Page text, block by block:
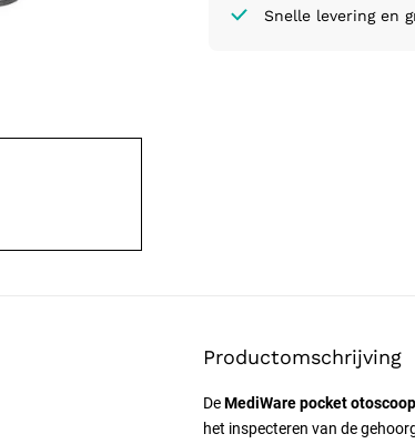
Snelle levering en
Productomschrijving
DeMediWare pocket
het inspecteren van de